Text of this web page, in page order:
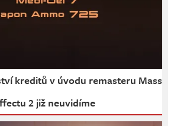
kreditů v úvodu remasteru Mass
2 již neuvidíme